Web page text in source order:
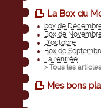
La Box du
box de
Box de
D'octobre
Box de
La rentrée
> Tous les
Mes bons